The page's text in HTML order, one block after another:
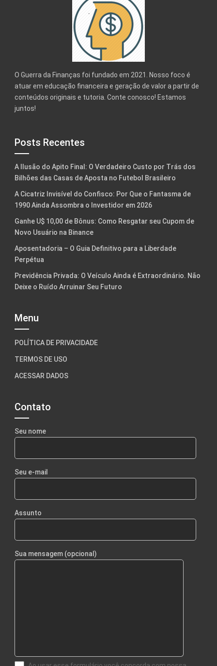
O Guerra da Finanças foi fundado em 2021. Nosso foco é
atuar em educação financeira e geração de valor a partir de
conteúdos originais e tutoria. Conte conosco! Estamos
juntos!
Posts Recentes
A Ilusão do Apito Final: O Verdadeiro Custo por Trás dos
Bilhões das Casas de Aposta no Futebol Brasileiro
A Cicatriz Invisível do Confisco: Por Que o Fantasma de
1990 Ainda Assombra o Investidor em 2026
Ganhe U$ 10,00 de Bônus: Como Resgatar seu Cupom de
Novo Usuário na Binance
Aposentadoria – O Guia Definitivo para a Liberdade
Perpétua
Previdência Privada: O Veículo Ainda é Extraordinário. Não
Deixe o Ruído Arruinar Seu Futuro
Menu
POLÍTICA DE PRIVACIDADE
TERMOS DE USO
ACESSAR DADOS
Contato
Seu nome
Seu e-mail
Assunto
Sua mensagem (opcional)